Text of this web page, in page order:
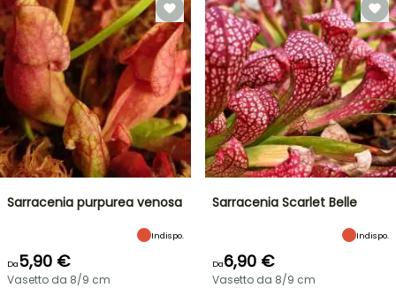
Sarracenia purpurea venosa
Indispo.
Da5,90 €
Vasetto da 8/9 cm
Sarracenia Scarlet Belle
Indispo.
Da6,90 €
Vasetto da 8/9 cm